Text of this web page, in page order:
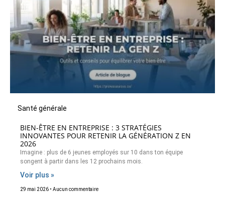
Santé générale
BIEN-ÊTRE EN ENTREPRISE : 3 STRATÉGIES
INNOVANTES POUR RETENIR LA GÉNÉRATION Z EN
2026
Imagine : plus de 6 jeunes employés sur 10 dans ton équipe
songent à partir dans les 12 prochains mois.
Voir plus »
29 mai 2026 Aucun commentaire